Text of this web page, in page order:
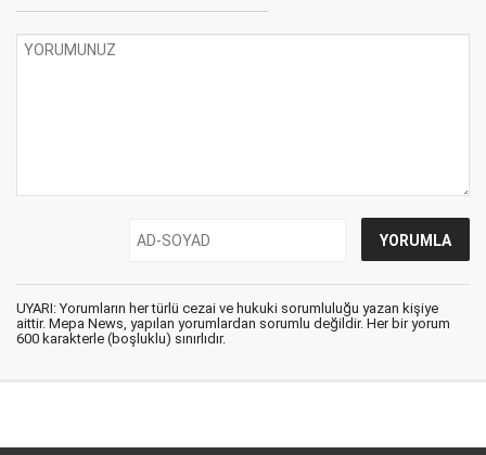
UYARI: Yorumların her türlü cezai ve hukuki sorumluluğu yazan kişiye
aittir. Mepa News, yapılan yorumlardan sorumlu değildir. Her bir yorum
600 karakterle (boşluklu) sınırlıdır.